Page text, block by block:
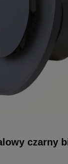
czarny